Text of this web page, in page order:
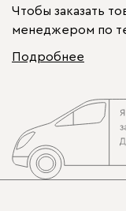
Чтобы заказать
менеджером по
Подробнее